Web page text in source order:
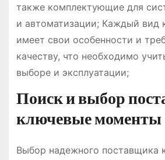
также комплектующие для
и автоматизации; Каждый вид
имеет свои особенности и
качеству, что необходимо
выборе и эксплуатации;
Поиск и выбор
ключевые моменты
Выбор надежного поставщика